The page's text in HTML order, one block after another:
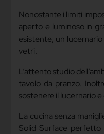
Nonostante i limiti
aperto e luminoso in
esistente, un lucernario
vetri.
L’attento studio
tavolo da pranzo.
sostenere il lucernario
La cucina senza
Solid Surface perfetto